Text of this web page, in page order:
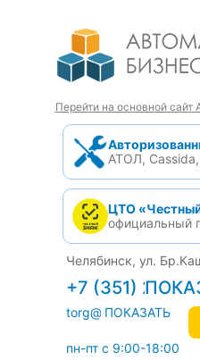
Перейти на основной сайт
АТОЛ,
ЦТО
официальный
Челябинск, ул.
+7 (351) 242-
torg@1cab.ru
пн-пт с 9:00-18:00